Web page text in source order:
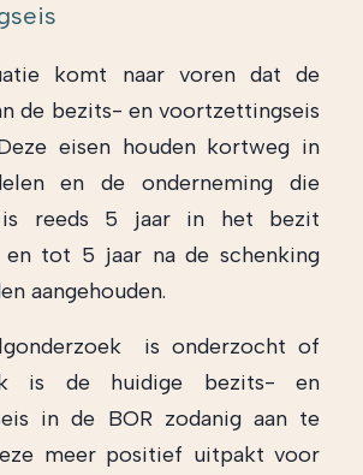
komt naar voren dat de
de bezits- en voortzettingseis
eisen houden kortweg in
en de onderneming die
is reeds 5 jaar in het bezit
tot 5 jaar na de schenking
aangehouden.
is onderzocht of
is de huidige bezits- en
in de BOR zodanig aan te
meer positief uitpakt voor